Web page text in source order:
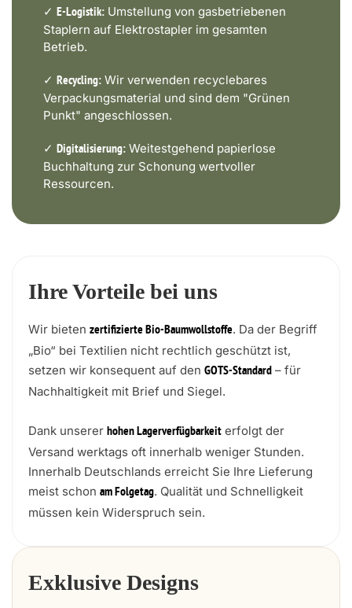
✓ E-Logistik: Umstellung von gasbetriebenen
Staplern auf Elektrostapler im gesamten
Betrieb.
✓ Recycling: Wir verwenden recyclebares
Verpackungsmaterial und sind dem "Grünen
Punkt" angeschlossen.
✓ Digitalisierung: Weitestgehend papierlose
Buchhaltung zur Schonung wertvoller
Ressourcen.
Ihre Vorteile bei uns
Wir bieten zertifizierte Bio-Baumwollstoffe. Da der Begriff
„Bio“ bei Textilien nicht rechtlich geschützt ist,
setzen wir konsequent auf den GOTS-Standard – für
Nachhaltigkeit mit Brief und Siegel.
Dank unserer hohen Lagerverfügbarkeit erfolgt der
Versand werktags oft innerhalb weniger Stunden.
Innerhalb Deutschlands erreicht Sie Ihre Lieferung
meist schon am Folgetag. Qualität und Schnelligkeit
müssen kein Widerspruch sein.
Exklusive Designs